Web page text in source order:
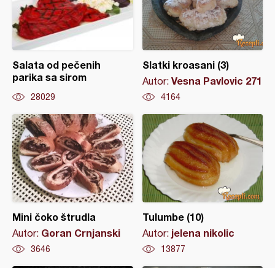
Salata od pečenih
parika sa sirom
28029
Slatki kroasani (3)
Autor: Vesna Pavlovic 271
4164
Mini čoko štrudla
Autor: Goran Crnjanski
3646
Tulumbe (10)
Autor: jelena nikolic
13877